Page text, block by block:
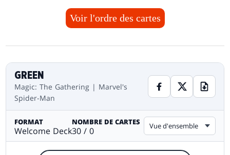
Voir l'ordre des cartes
GREEN
Magic: The Gathering | Marvel's
Spider-Man
FORMAT
Welcome Deck
NOMBRE DE CARTES
30 / 0 Vue d'ensemble